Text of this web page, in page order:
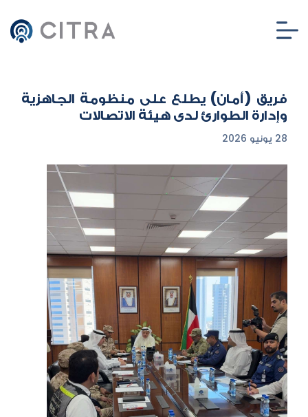
فريق (أمان) يطلع على منظومة الجاهزية
وإدارة الطوارئ لدى هيئة الاتصالات
28 يونيو 2026